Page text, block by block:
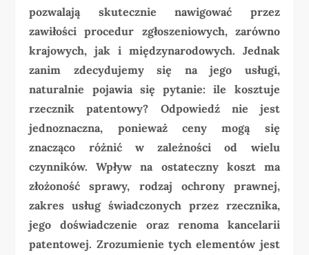
pozwalają skutecznie nawigować przez
zawiłości procedur zgłoszeniowych, zarówno
krajowych, jak i międzynarodowych. Jednak
zanim zdecydujemy się na jego usługi,
naturalnie pojawia się pytanie: ile kosztuje
rzecznik patentowy? Odpowiedź nie jest
jednoznaczna, ponieważ ceny mogą się
znacząco różnić w zależności od wielu
czynników. Wpływ na ostateczny koszt ma
złożoność sprawy, rodzaj ochrony prawnej,
zakres usług świadczonych przez rzecznika,
jego doświadczenie oraz renoma kancelarii
patentowej. Zrozumienie tych elementów jest